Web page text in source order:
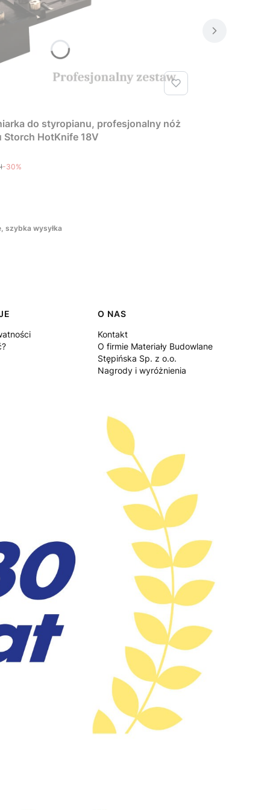
do styropianu, profesjonalny nóż
HotKnife 18V
-30%
szybka wysyłka
O NAS
Kontakt
O firmie Materiały Budowlane
Stępińska Sp. z o.o.
Nagrody i wyróżnienia